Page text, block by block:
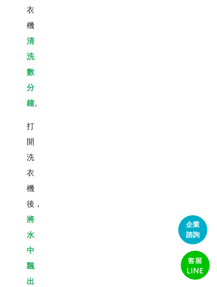
衣
機
清
洗
數
分
鐘。
打
開
洗
衣
機
後，
將
水
中
飄
出
企業
諮詢